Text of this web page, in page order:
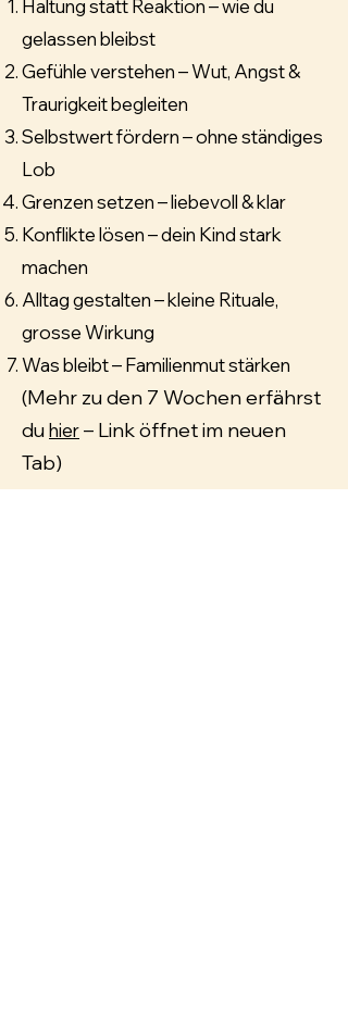
Haltung statt Reaktion – wie du
gelassen bleibst
Gefühle verstehen – Wut, Angst &
Traurigkeit begleiten
Selbstwert fördern – ohne ständiges
Lob
Grenzen setzen – liebevoll & klar
Konflikte lösen – dein Kind stark
machen
Alltag gestalten – kleine Rituale,
grosse Wirkung
Was bleibt – Familienmut stärken
(Mehr zu den 7 Wochen erfährst
duhier– Link öffnet im neuen
Tab)